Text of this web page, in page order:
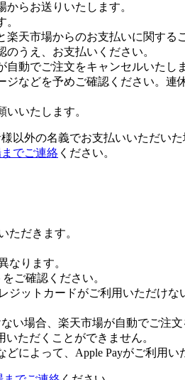
らお送りいたします。
天市場からのお支払いに関する
うえ、お支払いください。
動でご注文をキャンセルいたし
などを予めご確認ください。
いたします。
外の名義でお支払いいただい
でご連絡 ください。
ただきます。
なります。
ご確認ください。
ジットカードがご利用いただけ
い場合、楽天市場が自動でご注文
いただくことができません。
によって、Apple Payがご利用い